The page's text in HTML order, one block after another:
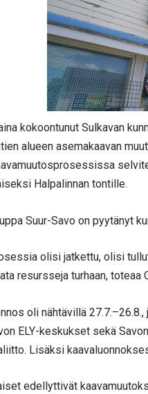
kokoontunut Sulkavan
alueen asemakaavan
Halpalinnan tontille.
Suur-Savo on pyytänyt
olisi jatkettu, olisi
resursseja turhaan, toteaa
oli nähtävillä
ELY-keskukset sekä
Lisäksi
edellyttivät